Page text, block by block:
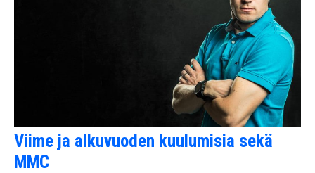
Viime ja alkuvuoden kuulumisia sekä
MMC